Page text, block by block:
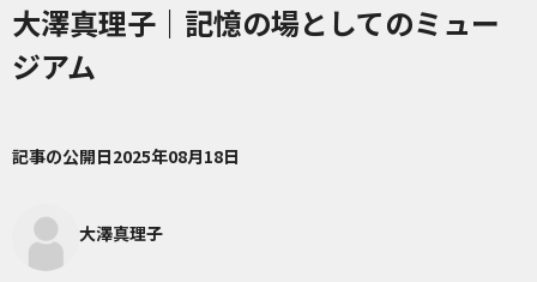
大澤真理子｜記憶の場としてのミュー
ジアム
記事の公開日2025年08月18日
大澤真理子